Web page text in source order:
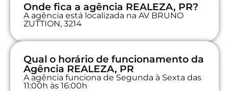
Onde fica a agência REALEZA, PR?
A agência está localizada na AV BRUNO
ZUTTION, 3214
Qual o horário de funcionamento da
Agência REALEZA, PR
A agência funciona de Segunda à Sexta das
11:00h às 16:00h